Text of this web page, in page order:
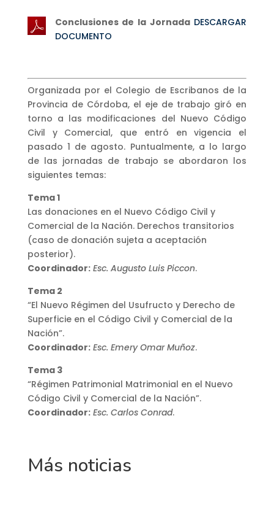
Conclusiones de la JornadaDESCARGAR
DOCUMENTO
Organizada por el Colegio de Escribanos de la
Provincia de Córdoba, el eje de trabajo giró en
torno a las modificaciones del Nuevo Código
Civil y Comercial, que entró en vigencia el
pasado 1 de agosto. Puntualmente, a lo largo
de las jornadas de trabajo se abordaron los
siguientes temas:
Tema 1
Las donaciones en el Nuevo Código Civil y
Comercial de la Nación. Derechos transitorios
(caso de donación sujeta a aceptación
posterior).
Coordinador: Esc. Augusto Luis Piccon.
Tema 2
“El Nuevo Régimen del Usufructo y Derecho de
Superficie en el Código Civil y Comercial de la
Nación”.
Coordinador: Esc. Emery Omar Muñoz.
Tema 3
“Régimen Patrimonial Matrimonial en el Nuevo
Código Civil y Comercial de la Nación”.
Coordinador: Esc. Carlos Conrad.
Más noticias